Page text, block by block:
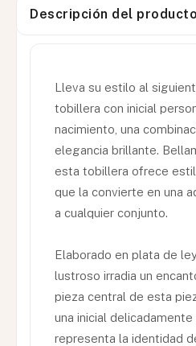
Descripción del producto
Lleva su estilo al
tobillera con inicial
nacimiento, una
elegancia brillante.
esta tobillera ofrece
que la convierte en una
a cualquier conjunto.
Elaborado en plata de
lustroso irradia un
pieza central de esta
una inicial
representa la identidad